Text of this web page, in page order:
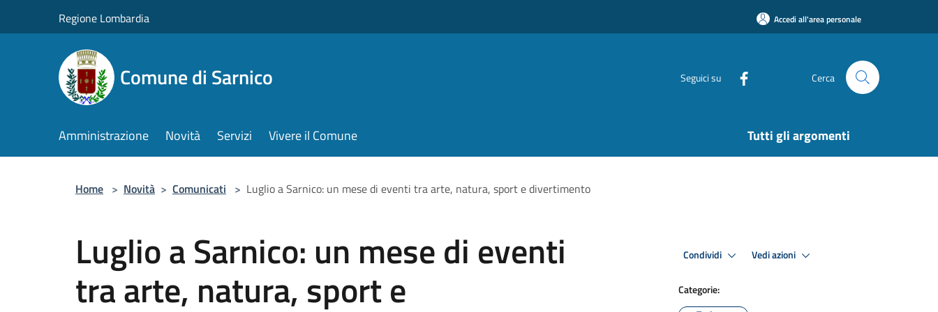
Regione Lombardia Accedi all'area personale
Comune di Sarnico Seguici su Cerca
Amministrazione Novità Servizi Vivere il Comune Tutti gli argomenti
Home > Novità > Comunicati > Luglio a Sarnico: un mese di eventi tra arte, natura, sport e divertimento
Luglio a Sarnico: un mese di eventi
tra arte, natura, sport e
Condividi Vedi azioni
Categorie: